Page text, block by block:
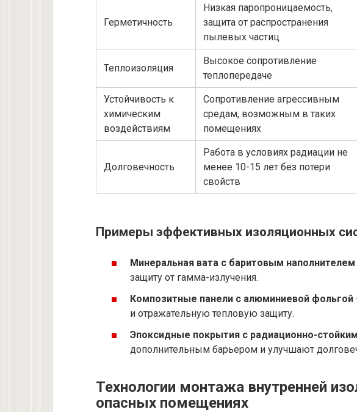
Герметичность
Низкая паропроницаемость,
защита от распространения
пылевых частиц
Теплоизоляция
Высокое сопротивление
теплопередаче
Устойчивость к
химическим
воздействиям
Сопротивление агрессивным
средам, возможным в таких
помещениях
Долговечность
Работа в условиях радиации не
менее 10-15 лет без потери
свойств
Примеры эффективных изоляционных
Минеральная вата с баритовым наполнителем
защиту от гамма-излучения.
Композитные панели с алюминиевой фольгой
и отражательную тепловую защиту.
Эпоксидные покрытия с радиационно-
дополнительным барьером и улучшают
Технологии монтажа внутренней
опасных помещениях